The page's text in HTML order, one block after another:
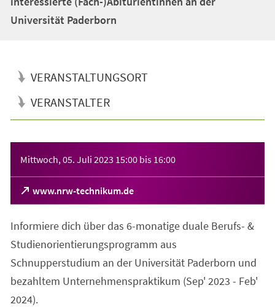
Universität Paderborn
VERANSTALTUNGSORT
VERANSTALTER
Mittwoch, 05. Juli 2023 15:00 bis 16:00
www.nrw-technikum.de
(Öffnet
in
neuen
Tab)
Informiere dich über das 6-monatige duale Berufs- &
Studienorientierungsprogramm aus
Schnupperstudium an der Universität Paderborn und
bezahltem Unternehmenspraktikum (Sep' 2023 - Feb'
2024).